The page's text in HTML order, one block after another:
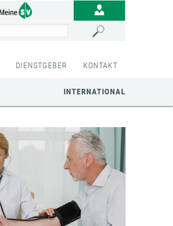
DIENSTGEBER KONTAKT
INTERNATIONAL